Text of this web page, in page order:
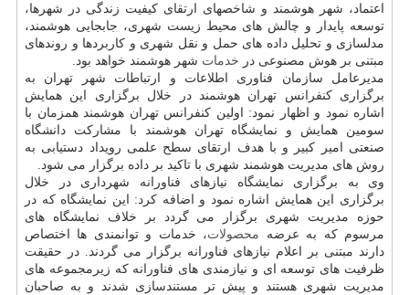
اعتماد، شهر هوشمند و شاخصهای ارتقای كیفیت زندگی در شهرها،
توسعه پایدار و چالش های محیط زیست شهری، جابجایی هوشمند،
مدلسازی و تحلیل داده های حمل و نقل شهری و كاربردها و روندهای
مبتنی بر هوش مصنوعی در خدمات شهر هوشمند خواهد بود.
مدیرعامل سازمان فناوری اطلاعات و ارتباطات شهر تهران به
برگزاری كنفرانس تهران هوشمند در خلال برگزاری این همایش
اشاره نمود و اظهار نمود: اولین كنفرانس تهران هوشمند همزمان با
سومین همایش و نمایشگاه تهران هوشمند با مشاركت دانشگاه
صنعتی امیر كبیر و با هدف ارتقای سطح علمی رویداد دستیابی به
روش های مدیریت هوشمند شهری با تاكید بر داده برگزار می شود.
وی به برگزاری نمایشگاه نیازهای فناورانه شهرداری در خلال
برگزاری این همایش اشاره نمود و اضافه كرد: این نمایشگاه كه در
حوزه مدیریت شهری برگزار می گردد بر خلاف نمایشگاه های
مرسوم كه به عرضه محصولات، خدمات و توانمندی ها اختصاص
دارند مبتنی بر اعلام نیازهای فناورانه برگزار می گردند. در حقیقت
ظرفیت های توسعه ای و نیازمندی های فناورانه كه زیرمجموعه های
مدیریت شهری هستند و پیش تر مستندسازی شدند و به صاحبان